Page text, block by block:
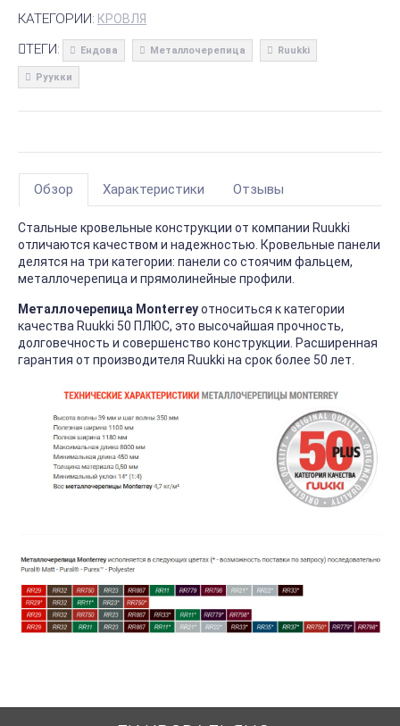
КАТЕГОРИИ: КРОВЛЯ
ТЕГИ: Ендова Металлочерепица Ruukki
Руукки
Обзор Характеристики Отзывы
Стальные кровельные конструкции от компании Ruukki
отличаются качеством и надежностью. Кровельные панели
делятся на три категории: панели со стоячим фальцем,
металлочерепица и прямолинейные профили.
Металлочерепица Monterreyотноситься к категории
качества Ruukki 50 ПЛЮС, это высочайшая прочность,
долговечность и совершенство конструкции. Расширенная
гарантия от производителя Ruukki на срок более 50 лет.